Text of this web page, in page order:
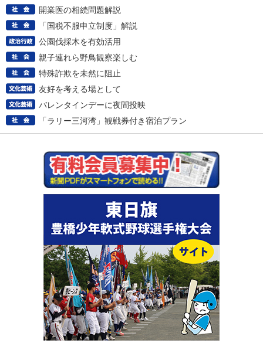
開業医の相続問題解説
「国税不服申立制度」解説
公園伐採木を有効活用
親子連れら野鳥観察楽しむ
特殊詐欺を未然に阻止
友好を考える場として
バレンタインデーに夜間投映
「ラリー三河湾」観戦券付き宿泊プラン